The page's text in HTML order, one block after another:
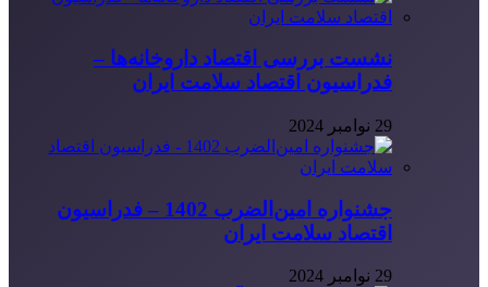
نشست بررسی اقتصاد داروخانه‌ها –
فدراسیون اقتصاد سلامت ایران
29 نوامبر 2024
جشنواره امین‌الضرب 1402 – فدراسیون
اقتصاد سلامت ایران
29 نوامبر 2024